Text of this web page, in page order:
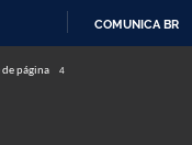
COMUNICA BR
de página 4